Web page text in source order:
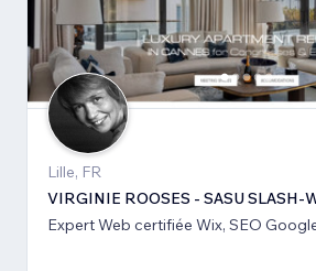
Lille, FR
VIRGINIE ROOSES - SASU SLASH-
Expert Web certifiée Wix, SEO